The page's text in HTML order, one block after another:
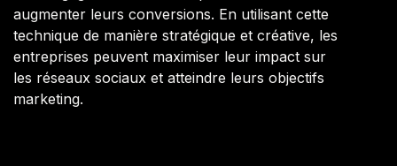
augmenter leurs conversions. En utilisant cette
technique de manière stratégique et créative, les
entreprises peuvent maximiser leur impact sur
les réseaux sociaux et atteindre leurs objectifs
marketing.